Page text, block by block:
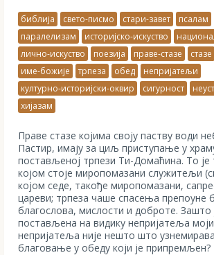
библија свето-писмо стари-завет псалам
паралелизам
историјско-искуство
лично-искуство
поезија праве-стазе стазе
име-божије
трпеза обед
непријатељи
културно-историјски-оквир
сигурност
хијазам
Праве стазе којима своју паству води
Пастир, имају за циљ приступање у
постављеној трпези Ти-Домаћина. То је
којом стоје миропомазани служитељи
којом седе, такође миропомазани,
цареви; трпеза чаше спасења препоуне
благослова, мислости и доброте. Зашто
постављена на видику непријатеља
непријатеља није нешто што
благовање у обеду који је припремљен?